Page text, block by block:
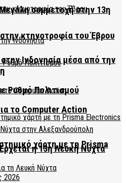
κτηνοτροφία του Έβρου
Ρυθμό Πολιτισμού
χάρτη με τη Prisma
συμμετοχή στην 13η
Ινδονησία μέσα από την
το Computer Action
η 13η Λευκή Νύχτα